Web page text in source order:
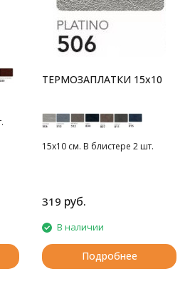
ТЕРМОЗАПЛАТКИ 15х10
15х10 см. В блистере 2 шт.
319 руб.
В наличии
Подробнее